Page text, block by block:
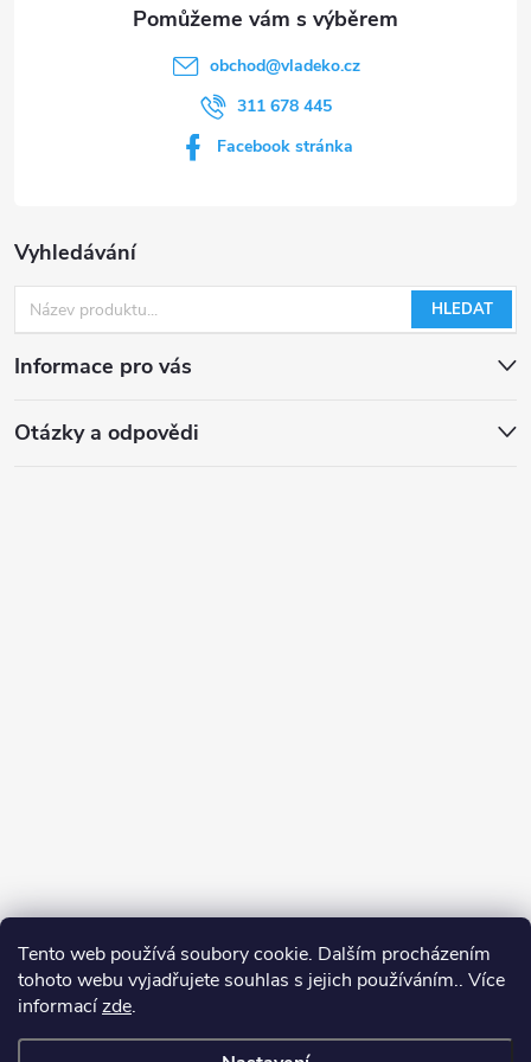
Tento web používá soubory cookie. Dalším procházením
tohoto webu vyjadřujete souhlas s jejich používáním.. Více
informacízde.
Vyhledávání
HLEDAT
Informace pro vás
Otázky a odpovědi
obchod@vladeko.cz
311 678 445
Facebook stránka
Spolupracujeme